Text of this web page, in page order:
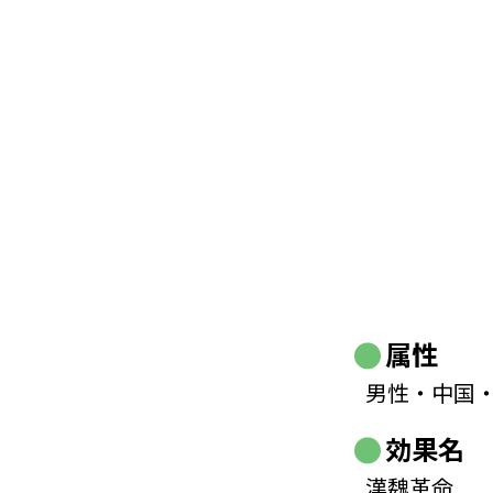
属性
男性・中国
効果名